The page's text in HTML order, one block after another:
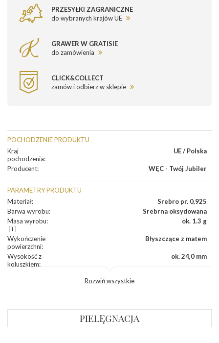
PRZESYŁKI ZAGRANICZNE
do wybranych krajów UE
GRAWER W GRATISIE
do zamówienia
CLICK&COLLECT
zamów i odbierz w sklepie
POCHODZENIE PRODUKTU
Kraj
pochodzenia:
UE / Polska
Producent: WĘC - Twój Jubiler
PARAMETRY PRODUKTU
Materiał:
Srebro pr. 0,925
Barwa wyrobu:
Srebrna oksydowana
Masa wyrobu: ok. 1.3 g
Wykończenie
powierzchni:
Błyszczące z matem
Wysokość z
koluszkiem:
ok. 24,0 mm
679-25-92-107; sklep@wec.com.pl
- rodzaj
Nie nadaje się dla dzieci w wieku poniżej 3 lat
Rozwiń wszystkie
PIELĘGNACJA